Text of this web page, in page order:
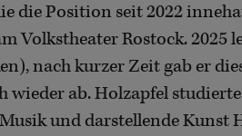
die Position seit 2022
Volkstheater Rostock. 2025
nach kurzer Zeit gab er
wieder ab. Holzapfel
und darstellende Kunst